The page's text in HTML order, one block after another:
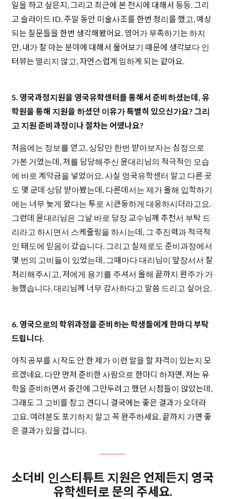
일을 하고 싶은지, 그리고 최근에 본 전시에 대해서 등등. 그리
고 슬라이드 ID. 주말 동안 미술사조를 한번 정리를 했고, 예상
되는 질문들을 한번 생각해봤어요. 영어가 부족하기는 하지
만, 내가 잘 아는 분야에 대해서 물어보기 때문에 생각보다 인
터뷰는 떨리지 않고, 자연스럽게 임하게 되는 같아요.
5. 영국과정지원을 영국유학센터를 통해서 준비하셨는데, 유
학원을 통해 지원을 하셨던 이유가 특별히 있으신가요? 그리
고 지원 준비과정이나 절차는 어땠나요?
처음에는 정보를 얻고, 상담만 한번 받아보자는 심정으로
가본 거였는데, 저를 담당해주신 윤대리님의 적극적인 모습
에 바로 계약금을 넣었어요. 사실 영국유학센터 말고 다른 곳
도 몇 군데 상담 받아봤는데, 다른데서는 제가 올해 입학하기
에는 너무 늦게 왔다는 투로 시큰둥하게 대응하시더라고요.
그런데 윤대리님은 그날 바로 당장 교수님께 추천서 부탁 드
리라고 하시면서 스케줄링을 하시는데, 그 추진력과 적극적
인 태도에 믿음이 갔습니다. 그리고 실제로도 준비과정에서
몇 번의 고비들이 있었는데, 그때마다 대리님이 앞장서서 잘
처리해주시고, 저에게 용기를 주셔서 올해 끝까지 완주가 가
능했습니다. 대리님께 너무 감사하다고 말씀 드리고 싶어요.
6. 영국으로의 학위과정을 준비하는 학생들에게 한마디 부탁
드립니다.
아직 공부를 시작도 안 한 제가 이런 말을 할 자격이 있는지 모
르겠네요. 다만 먼저 준비한 사람으로 한마디 하자면, 저는 유
학을 준비하면서 중간에 그만두려고 했던 시점들이 많았는데,
그래도 그 고비를 참고 견디니 결국에는 좋은 결과가 오더라
고요. 여러분도 포기하지 말고 꼭 완주하세요. 끝까지 가면 좋
은 결과가 있을 겁니다.
소더비 인스티튜트 지원은 언제든지 영국
유학센터로 문의 주세요.